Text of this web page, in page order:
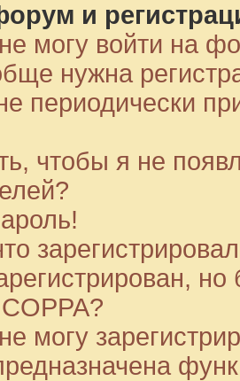
и
могу войти на
нужна
периодически
чтобы я не
могу